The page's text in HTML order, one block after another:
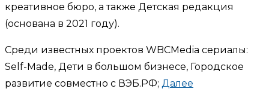
креативное бюро, а также Детская редакция
(основана в 2021 году).
Среди известных проектов WBCMedia сериалы:
Self-Made, Дети в большом бизнесе, Городское
развитие совместно с ВЭБ.РФ; Далее